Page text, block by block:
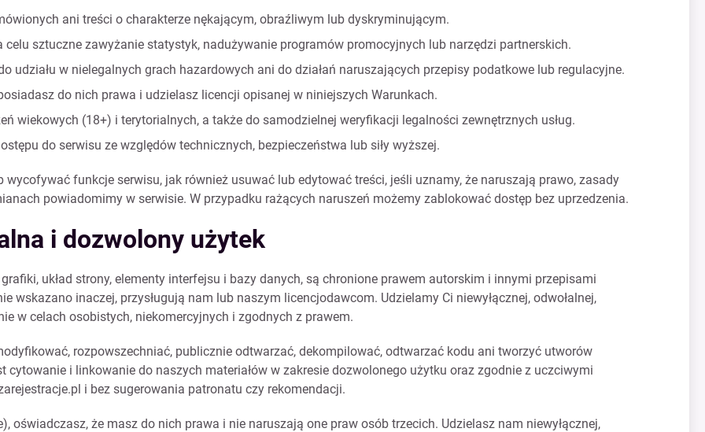
ani treści o charakterze nękającym, obraźliwym lub dyskryminującym.
sztuczne zawyżanie statystyk, nadużywanie programów promocyjnych lub narzędzi partnerskich.
udziału w nielegalnych grach hazardowych ani do działań naruszających przepisy podatkowe lub regulacyjne.
do nich prawa i udzielasz licencji opisanej w niniejszych Warunkach.
wiekowych (18+) i terytorialnych, a także do samodzielnej weryfikacji legalności zewnętrznych usług.
do serwisu ze względów technicznych, bezpieczeństwa lub siły wyższej.
funkcje serwisu, jak również usuwać lub edytować treści, jeśli uznamy, że naruszają prawo, zasady
powiadomimy w serwisie. W przypadku rażących naruszeń możemy zablokować dostęp bez uprzedzenia.
i dozwolony użytek
układ strony, elementy interfejsu i bazy danych, są chronione prawem autorskim i innymi przepisami
wskazano inaczej, przysługują nam lub naszym licencjodawcom. Udzielamy Ci niewyłącznej, odwołalnej,
w celach osobistych, niekomercyjnych i zgodnych z prawem.
rozpowszechniać, publicznie odtwarzać, dekompilować, odtwarzać kodu ani tworzyć utworów
i linkowanie do naszych materiałów w zakresie dozwolonego użytku oraz zgodnie z uczciwymi
i bez sugerowania patronatu czy rekomendacji.
oświadczasz, że masz do nich prawa i nie naruszają one praw osób trzecich. Udzielasz nam niewyłącznej,